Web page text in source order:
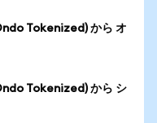
Tokenized) から オ
Tokenized) から シ